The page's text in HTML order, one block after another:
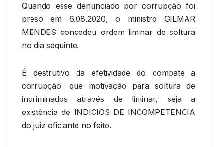
Quando esse denunciado por corrupção foi
preso em 6.08.2020, o ministro GILMAR
MENDES concedeu ordem liminar de soltura
no dia seguinte.
É destrutivo da efetividade do combate a
corrupção, que motivação para soltura de
incriminados através de liminar, seja a
existência de INDICIOS DE INCOMPETENCIA
do juiz oficiante no feito.